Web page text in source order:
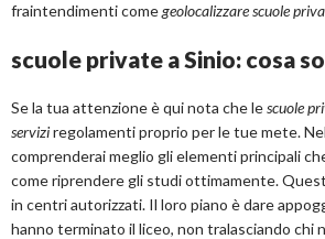
fraintendimenti comegeolocalizzare scuole
scuole private a Sinio: cosa
Se la tua attenzione è qui nota che lescuole
serviziregolamenti proprio per le tue mete.
comprenderai meglio gli elementi principali
come riprendere gli studi ottimamente.
in centri autorizzati. Il loro piano è dare
hanno terminato il liceo, non tralasciando chi